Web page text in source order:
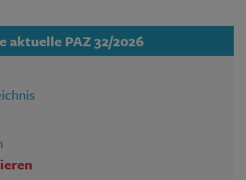
aktuelle PAZ 32/2026